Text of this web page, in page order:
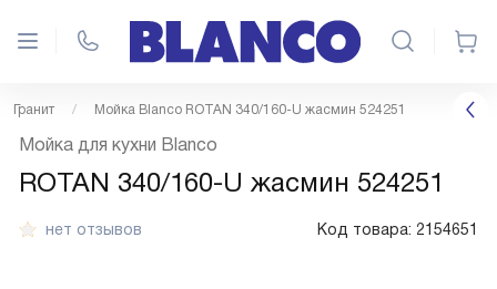
Гранит Мойка Blanco ROTAN 340/160-U жасмин 524251
нет отзывов Код товара: 2154651
Мойка для кухни Blanco
ROTAN 340/160-U жасмин 524251